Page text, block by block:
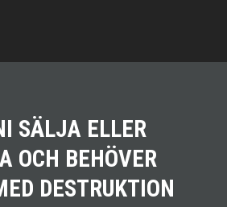
SÄLJA ELLER
OCH BEHÖVER
DESTRUKTION